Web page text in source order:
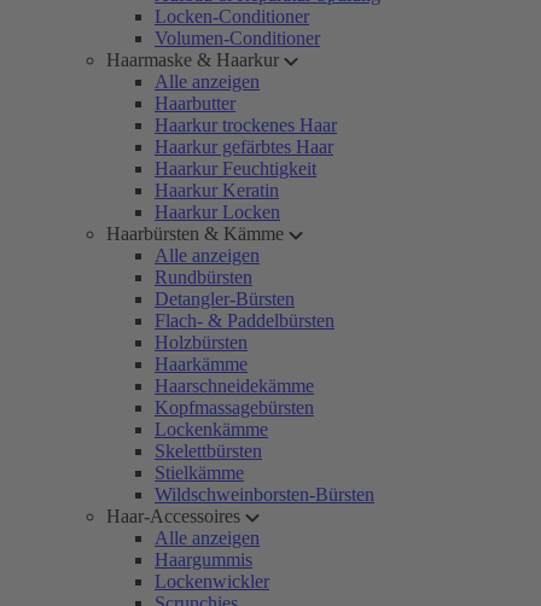
Locken-Conditioner
Volumen-Conditioner
Haarmaske & Haarkur
Alle anzeigen
Haarbutter
Haarkur trockenes Haar
Haarkur gefärbtes Haar
Haarkur Feuchtigkeit
Haarkur Keratin
Haarkur Locken
Haarbürsten & Kämme
Alle anzeigen
Rundbürsten
Detangler-Bürsten
Flach- & Paddelbürsten
Holzbürsten
Haarkämme
Haarschneidekämme
Kopfmassagebürsten
Lockenkämme
Skelettbürsten
Stielkämme
Wildschweinborsten-Bürsten
Haar-Accessoires
Alle anzeigen
Haargummis
Lockenwickler